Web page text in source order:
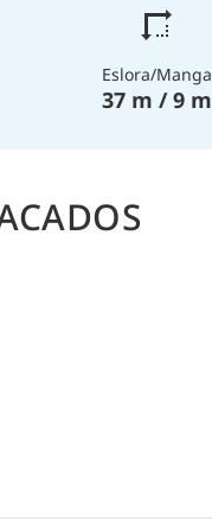
Eslora/Manga
37 m / 9 m